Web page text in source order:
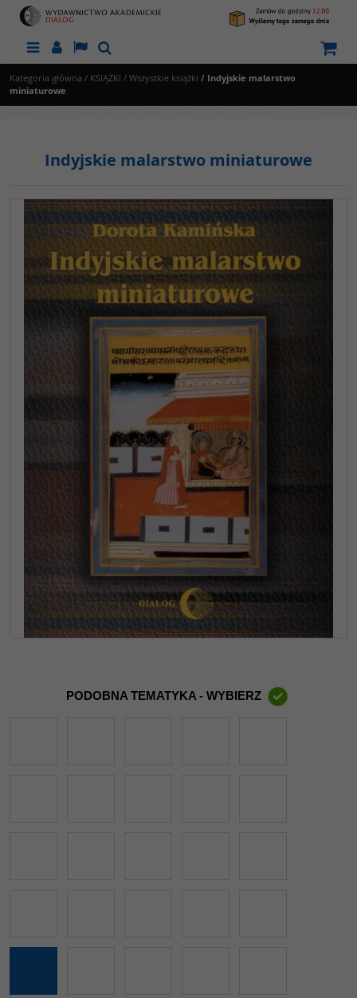
MenuPanelLangSzukaj
Kategoria główna / KSIĄŻKI / Wszystkie książki / Indyjskie malarstwo
miniaturowe
Indyjskie malarstwo miniaturowe
PODOBNA TEMATYKA - WYBIERZ